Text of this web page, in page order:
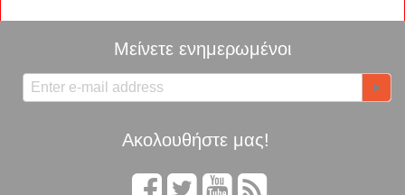
Μείνετε ενημερωμένοι
Ακολουθήστε μας!